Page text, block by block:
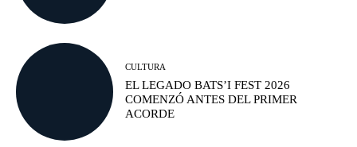
CULTURA
EL LEGADO BATS’I FEST 2026
COMENZÓ ANTES DEL PRIMER
ACORDE